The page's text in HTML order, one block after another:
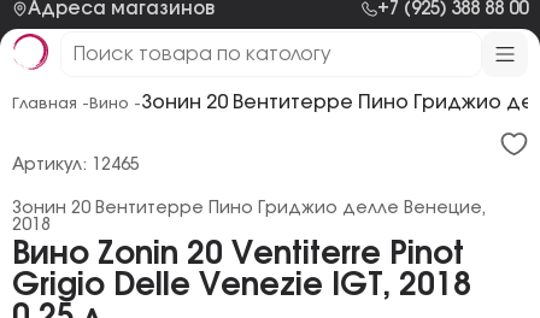
Адреса магазинов +7 (925) 388 88 00
Главная - Вино -Зонин 20 Вентитерре Пино Гриджио
Вино Zonin 20 Ventiterre Pinot
Grigio Delle Venezie IGT, 2018
Зонин 20 Вентитерре Пино Гриджио делле Венецие,
2018
Артикул: 12465